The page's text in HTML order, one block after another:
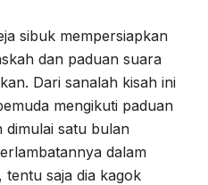
sibuk mempersiapkan
dan paduan suara
Dari sanalah kisah ini
mengikuti paduan
dimulai satu bulan
dalam
tentu saja dia kagok